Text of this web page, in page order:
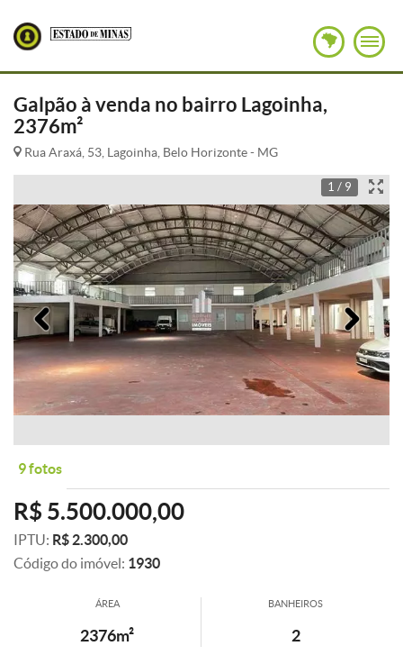
Galpão à venda no bairro Lagoinha,
2376m²
Rua Araxá, 53, Lagoinha, Belo Horizonte - MG
1 / 9
Anterior
9 fotos
R$ 5.500.000,00
IPTU: R$ 2.300,00
Código do imóvel: 1930
ÁREA
2376m²
BANHEIROS
2